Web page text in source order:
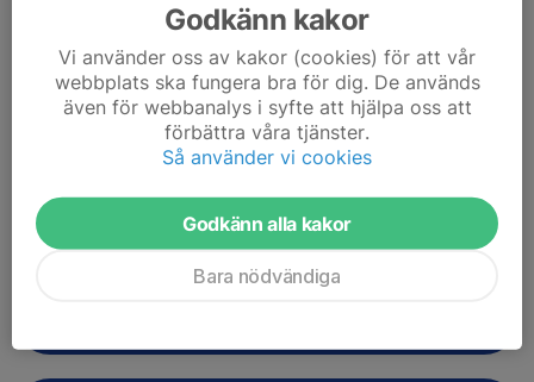
Petersburgsträffen
Petersburgsträffen
Petersburgsträffen
Godkänn kakor
Vi använder oss av kakor (cookies) för att vår
webbplats ska fungera bra för dig. De används
även för webbanalys i syfte att hjälpa oss att
förbättra våra tjänster.
Så använder vi cookies
Godkänn alla kakor
Bara nödvändiga